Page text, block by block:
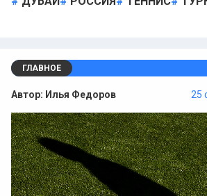
ГЛАВНОЕ
Автор: Илья Федоров 25